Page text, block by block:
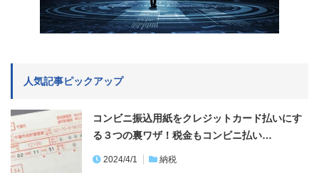
人気記事ピックアップ
コンビニ振込用紙をクレジットカード払いにす
る３つの裏ワザ！税金もコンビニ払い…
2024/4/1 納税